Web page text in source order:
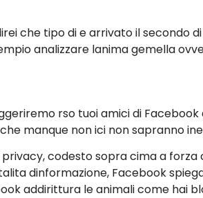
che tipo di e arrivato il secondo
analizzare lanima gemella
rso tuoi amici di
manque non ici non sapranno
codesto sopra cima a
dinformazione, Facebook
addirittura le animali come hai